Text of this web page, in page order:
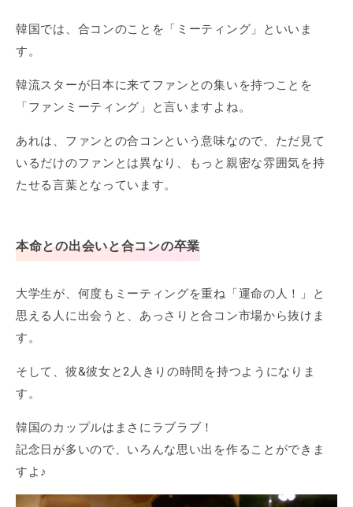
韓国では、合コンのことを「ミーティング」といいま
す。
韓流スターが日本に来てファンとの集いを持つことを
「ファンミーティング」と言いますよね。
あれは、ファンとの合コンという意味なので、ただ見て
いるだけのファンとは異なり、もっと親密な雰囲気を持
たせる言葉となっています。
本命との出会いと合コンの卒業
大学生が、何度もミーティングを重ね「運命の人！」と
思える人に出会うと、あっさりと合コン市場から抜けま
す。
そして、彼&彼女と2人きりの時間を持つようになりま
す。
韓国のカップルはまさにラブラブ！
記念日が多いので、いろんな思い出を作ることができま
すよ♪